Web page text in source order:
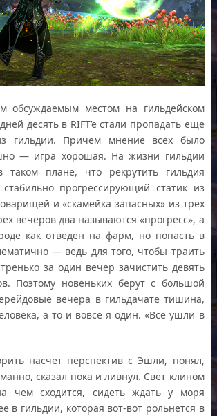
обсуждаемым местом на гильдейском
десять в RIFT’e стали пропадать еще
гильдии. Причем мнение всех было
— игра хорошая. На жизни гильдии
таком плане, что рекрутить гильдия
прогрессирующий статик из
и «скамейка запасных» из трех
вечеров два называются «прогресс», а
как отведен на фарм, но попасть в
— ведь для того, чтобы траить
за один вечер зачистить девять
Поэтому новеньких берут с большой
вечера в гильдачате тишина,
а то и вовсе я один. «Все ушли в
насчет перспектив с Эшли, понял,
сказал пока и ливнул. Свет клином
чем сходится, сидеть ждать у моря
в гильдии, которая вот-вот рольнется в